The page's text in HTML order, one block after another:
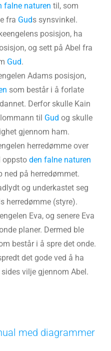
falne naturen til, som
fra Guds synsvinkel.
posisjon, ha
og sett på Abel fra
Gud.
Adams posisjon,
som består i å forlate
Derfor skulle Kain
til Gud og skulle
gjennom ham.
herredømme over
oppsto den falne naturen
ned på herredømmet.
og underkastet seg
herredømme (styre).
Eva, og senere Eva
planer. Dermed ble
består i å spre det onde.
det gode ved å ha
vilje gjennom Abel.
med diagrammer